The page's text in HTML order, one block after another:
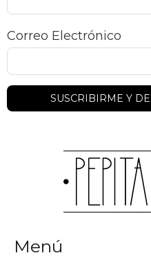
Correo Electrónico
Menú